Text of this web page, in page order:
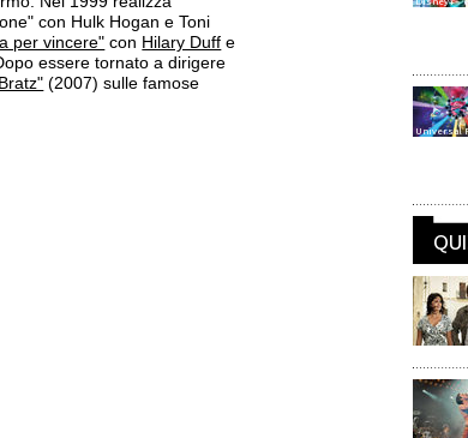
con Hulk Hogan e Toni
per vincere" con Hilary Duff e
essere tornato a dirigere
(2007) sulle famose
Universal